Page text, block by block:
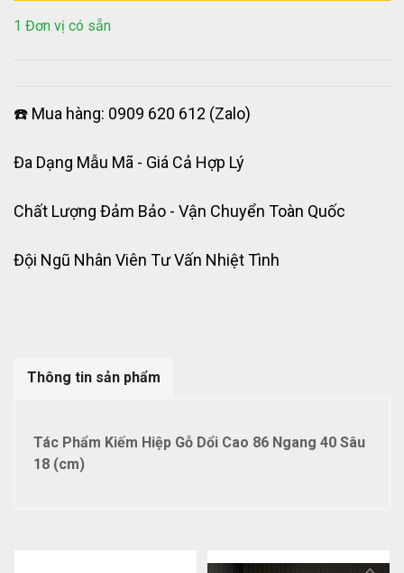
1 Đơn vị có sẵn
☎️ Mua hàng: 0909 620 612 (Zalo)
Đa Dạng Mẫu Mã - Giá Cả Hợp Lý
Chất Lượng Đảm Bảo - Vận Chuyển Toàn Quốc
Đội Ngũ Nhân Viên Tư Vấn Nhiệt Tình
Thông tin sản phẩm
Tác Phẩm Kiếm Hiệp Gỗ Dổi Cao 86 Ngang 40 Sâu
18 (cm)